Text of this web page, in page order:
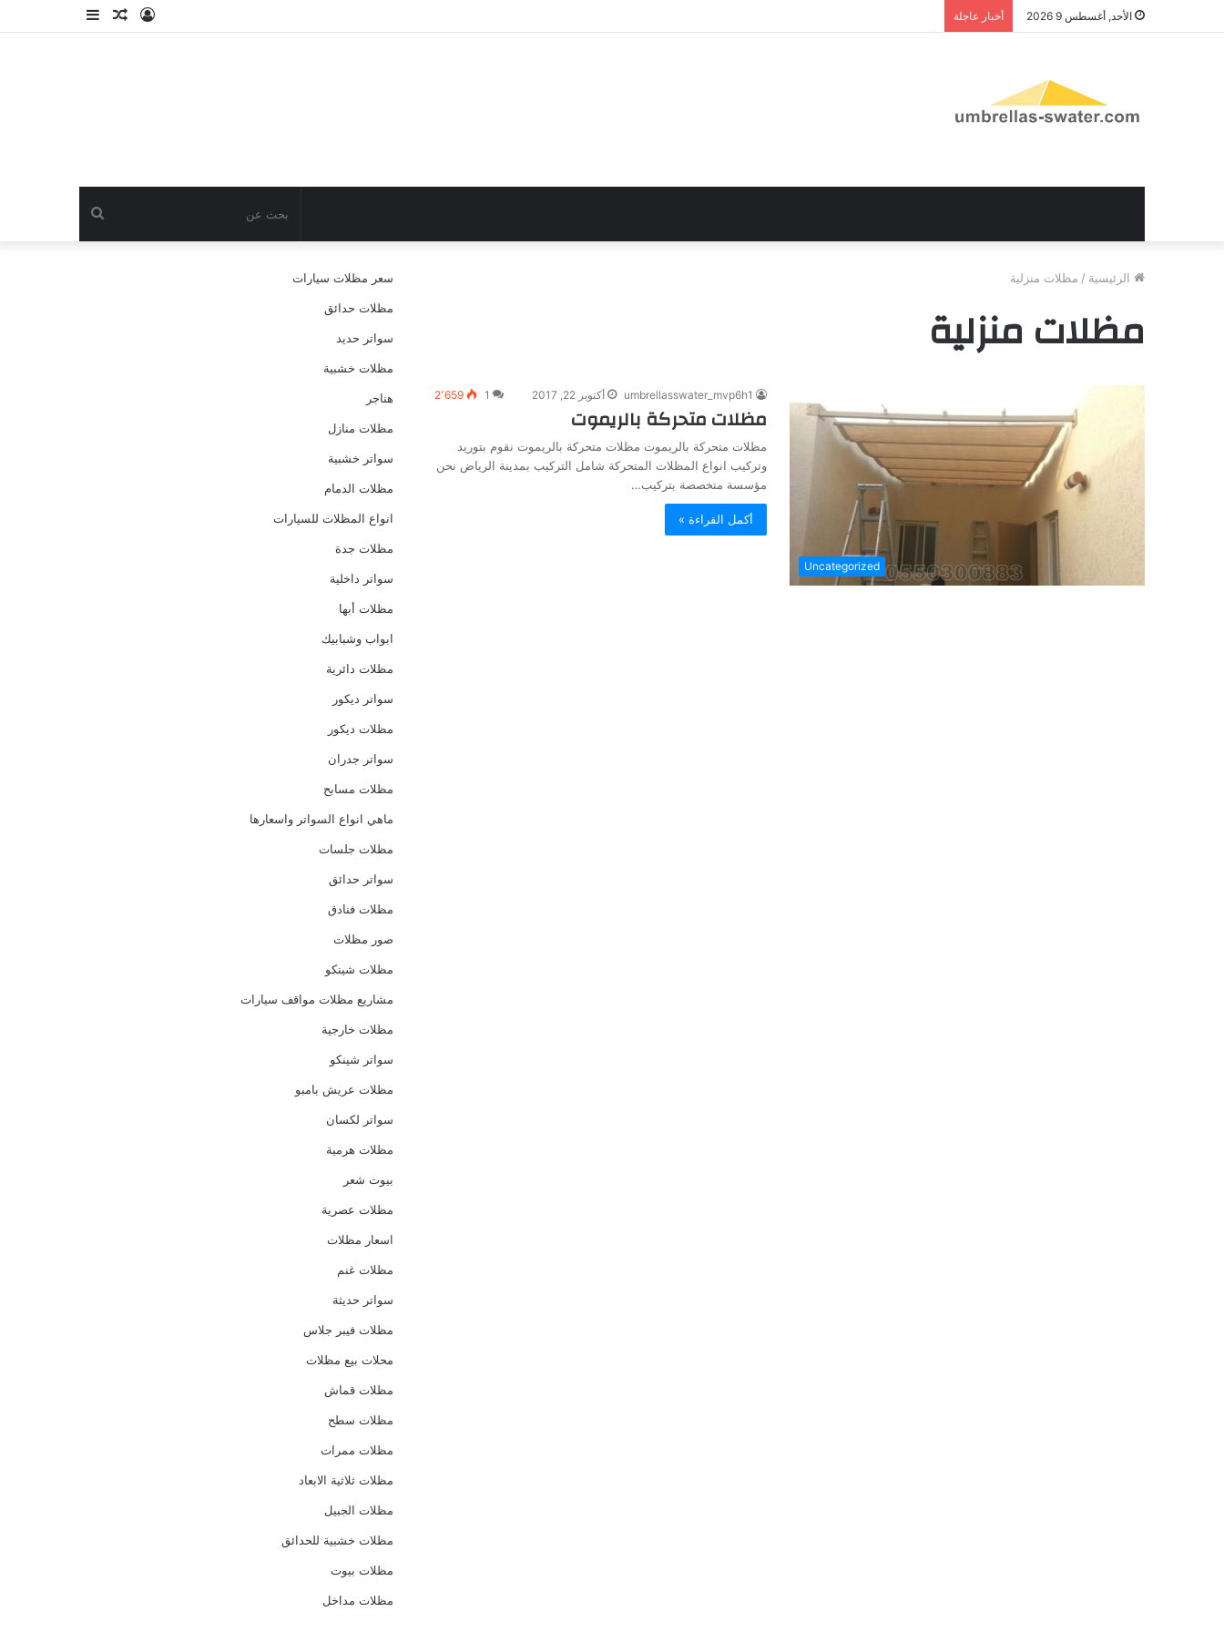
الأحد, أغسطس 9 2026 أخبار عاجلة
إضافةمقالتسجيل
بحث
الرئيسية / مظلات منزلية
مظلات منزلية
Uncategorized
umbrellasswater_mvp6h1 أكتوبر 22, 2017 1 2٬659
مظلات متحركة بالريموت
مظلات متحركة بالريموت مظلات متحركة بالريموت نقوم بتوريد
وتركيب انواع المظلات المتحركة شامل التركيب بمدينة الرياض نحن
مؤسسة متخصصة بتركيب…
أكمل القراءة »
سعر مظلات سيارات
مظلات حدائق
سواتر حديد
مظلات خشبية
هناجر
مظلات منازل
سواتر خشبية
مظلات الدمام
انواع المظلات للسيارات
مظلات جدة
سواتر داخلية
مظلات أبها
ابواب وشبابيك
مظلات دائرية
سواتر ديكور
مظلات ديكور
سواتر جدران
مظلات مسابح
ماهي انواع السواتر واسعارها
مظلات جلسات
سواتر حدائق
مظلات فنادق
صور مظلات
مظلات شينكو
مشاريع مظلات مواقف سيارات
مظلات خارجية
سواتر شينكو
مظلات عريش بامبو
سواتر لكسان
مظلات هرمية
بيوت شعر
مظلات عصرية
اسعار مظلات
مظلات غنم
سواتر حديثة
مظلات فيبر جلاس
محلات بيع مظلات
مظلات قماش
مظلات سطح
مظلات ممرات
مظلات ثلاثية الابعاد
مظلات الجبيل
مظلات خشبية للحدائق
مظلات بيوت
مظلات مداخل